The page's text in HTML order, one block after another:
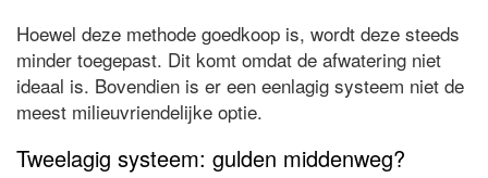
Hoewel deze methode goedkoop is, wordt deze steeds
minder toegepast. Dit komt omdat de afwatering niet
ideaal is. Bovendien is er een eenlagig systeem niet de
meest milieuvriendelijke optie.
Tweelagig systeem: gulden middenweg?